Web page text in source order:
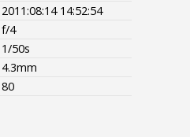
2011:08:14 14:52:54
f/4
1/50s
4.3mm
80